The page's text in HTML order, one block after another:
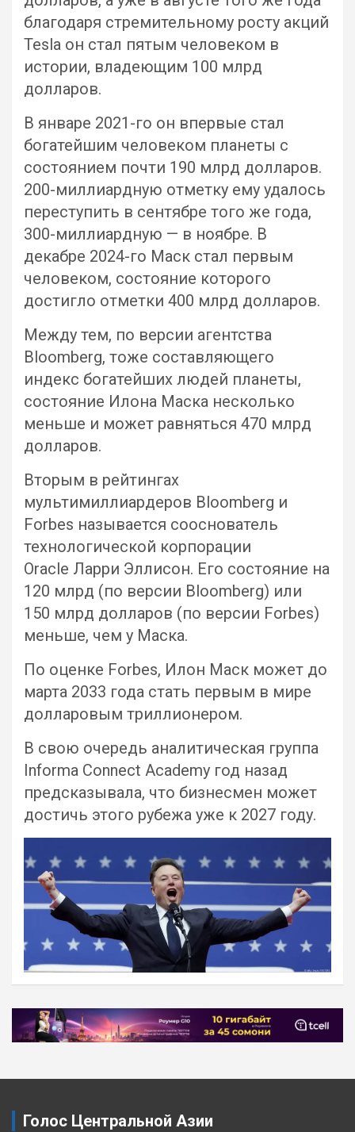
благодаря стремительному росту акций
Tesla он стал пятым человеком в
истории, владеющим 100 млрд
долларов.
В январе 2021-го он впервые стал
богатейшим человеком планеты с
состоянием почти 190 млрд долларов.
200-миллиардную отметку ему удалось
переступить в сентябре того же года,
300-миллиардную — в ноябре. В
декабре 2024-го Маск стал первым
человеком, состояние которого
достигло отметки 400 млрд долларов.
Между тем, по версии агентства
Bloomberg, тоже составляющего
индекс богатейших людей планеты,
состояние Илона Маска несколько
меньше и может равняться 470 млрд
долларов.
Вторым в рейтингах
мультимиллиардеров Bloomberg и
Forbes называется сооснователь
технологической корпорации
Oracle Ларри Эллисон. Его состояние на
120 млрд (по версии Bloomberg) или
150 млрд долларов (по версии Forbes)
меньше, чем у Маска.
По оценке Forbes, Илон Маск может до
марта 2033 года стать первым в мире
долларовым триллионером.
В свою очередь аналитическая группа
Informa Connect Academy год назад
предсказывала, что бизнесмен может
достичь этого рубежа уже к 2027 году.
Навигация
по
Голос Центральной Азии